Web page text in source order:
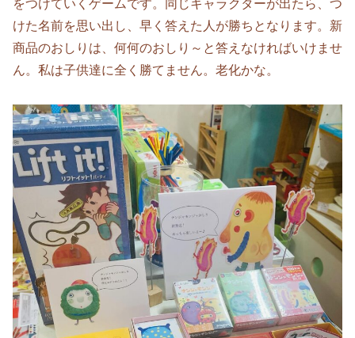
をつけていくゲームです。同じキャラクターが出たら、つ
けた名前を思い出し、早く答えた人が勝ちとなります。新
商品のおしりは、何何のおしり～と答えなければいけませ
ん。私は子供達に全く勝てません。老化かな。